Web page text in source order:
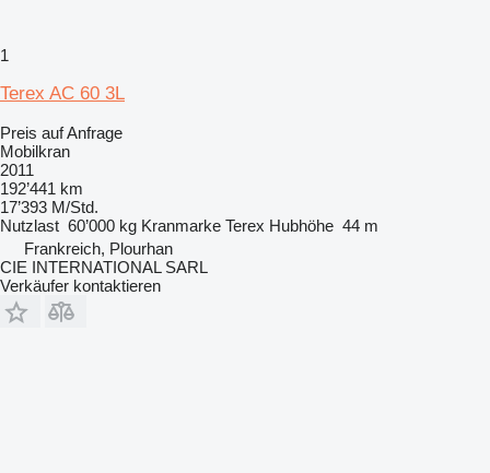
1
Terex AC 60 3L
Preis auf Anfrage
Mobilkran
2011
192’441 km
17’393 M/Std.
Nutzlast 60’000 kg Kranmarke Terex Hubhöhe 44 m
Frankreich, Plourhan
CIE INTERNATIONAL SARL
Verkäufer kontaktieren